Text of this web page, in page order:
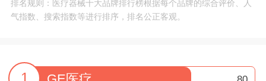
子好？本医疗器械品牌排名榜单
一次)
排名规则：医疗器械十大品牌排行榜根据每个品牌的综合评价、人
气指数、搜索指数等进行排序，排名公正客观。